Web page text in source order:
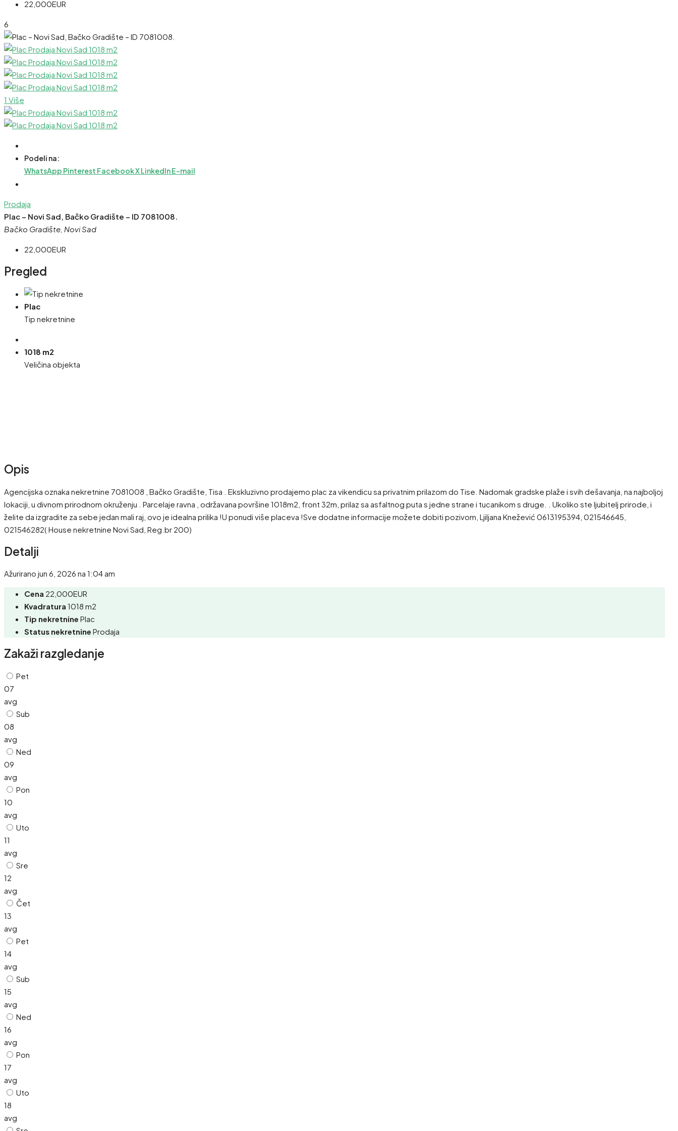
22,000EUR
6
1 Više
Podeli na:
WhatsApp Pinterest FacebookXLinkedInE-mail
Prodaja
Plac – Novi Sad, Bačko Gradište – ID 7081008.
Bačko Gradište, Novi Sad
22,000EUR
Pregled
Plac
Tip nekretnine
1018 m2
Veličina objekta
Opis
Agencijska oznaka nekretnine 7081008 , Bačko Gradište, Tisa . Ekskluzivno prodajemo plac za vikendicu sa privatnim prilazom do Tise. Nadomak gradske plaže i svih dešavanja, na najboljoj
lokaciji, u divnom prirodnom okruženju . Parcelaje ravna , održavana površine 1018m2, front 32m, prilaz sa asfaltnog puta s jedne strane i tucanikom s druge. . Ukoliko ste ljubitelj prirode, i
želite da izgradite za sebe jedan mali raj, ovo je idealna prilika !U ponudi više placeva !Sve dodatne informacije možete dobiti pozivom, Ljiljana Knežević 0613195394, 021546645,
021546282( House nekretnine Novi Sad, Reg.br 200)
Detalji
Ažurirano jun 6, 2026 na 1:04 am
Cena 22,000EUR
Kvadratura 1018 m2
Tip nekretnine Plac
Status nekretnine Prodaja
Zakaži razgledanje
Pet
07
avg
Sub
08
avg
Ned
09
avg
Pon
10
avg
Uto
11
avg
Sre
12
avg
Čet
13
avg
Pet
14
avg
Sub
15
avg
Ned
16
avg
Pon
17
avg
Uto
18
avg